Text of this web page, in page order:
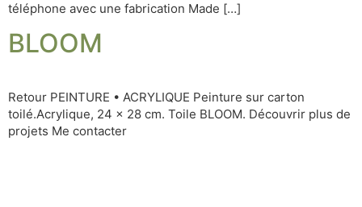
téléphone avec une fabrication Made […]
BLOOM
Retour PEINTURE • ACRYLIQUE Peinture sur carton
toilé.Acrylique, 24 x 28 cm. Toile BLOOM. Découvrir plus de
projets Me contacter